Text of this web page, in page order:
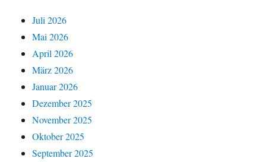
Juli 2026
Mai 2026
April 2026
März 2026
Januar 2026
Dezember 2025
November 2025
Oktober 2025
September 2025